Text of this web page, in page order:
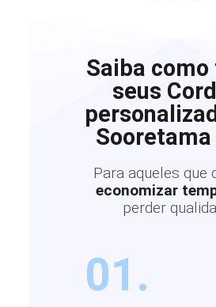
Saiba
seus
Sooretama
Para aqueles que
economizar
perder
01.